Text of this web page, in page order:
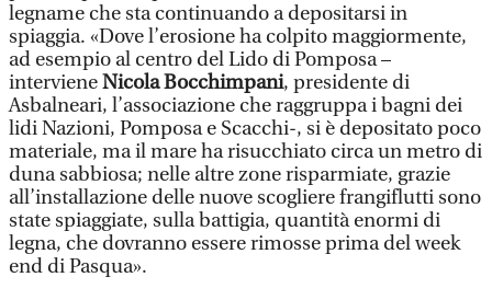
legname che sta continuando a depositarsi in
spiaggia. «Dove l’erosione ha colpito maggiormente,
ad esempio al centro del Lido di Pomposa –
intervieneNicola Bocchimpani, presidente di
Asbalneari, l’associazione che raggruppa i bagni dei
lidi Nazioni, Pomposa e Scacchi-, si è depositato poco
materiale, ma il mare ha risucchiato circa un metro di
duna sabbiosa; nelle altre zone risparmiate, grazie
all’installazione delle nuove scogliere frangiflutti sono
state spiaggiate, sulla battigia, quantità enormi di
legna, che dovranno essere rimosse prima del week
end di Pasqua».